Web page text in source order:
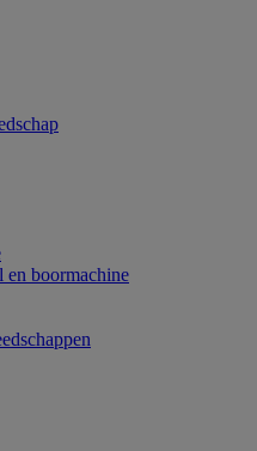
en boormachine